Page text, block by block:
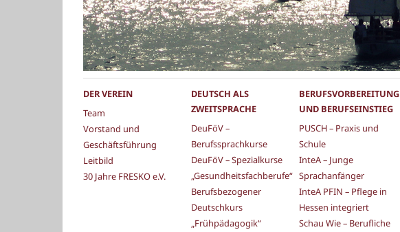
DER VEREIN
Team
Vorstand und
Geschäftsführung
Leitbild
30 Jahre FRESKO e.V.
DEUTSCH ALS
ZWEITSPRACHE
DeuFöV –
Berufssprachkurse
DeuFöV – Spezialkurse
„Gesundheitsfachberufe“
Berufsbezogener
Deutschkurs
„Frühpädagogik“
BERUFSVORBEREITUNG
UND BERUFSEINSTIEG
PUSCH – Praxis und
Schule
InteA – Junge
Sprachanfänger
InteA PFIN – Pflege in
Hessen integriert
Schau Wie – Berufliche